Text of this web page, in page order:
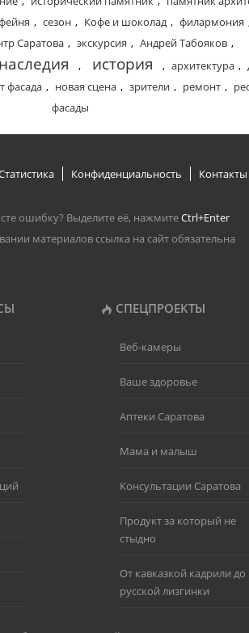
, сезон , Кофе и шоколад , филармония
Саратова , экскурсия , Андрей Табояков ,
, история , архитектура ,
фасада , новая сцена , зрители , ремонт ,
фасады
Конфиденциальность Контакты
ошибку? Выделите её, нажмитеCtrl+Enter
материалов ссылка на сайт обязательна
СПЕЦПРОЕКТЫ
Веб-камеры
Ваше здоровье
Аптеки Саратова
Мама и малыш
Консультации Саратова
Продукт за который не
стыдно
От кавказкой кадрили до
русской лизгинки